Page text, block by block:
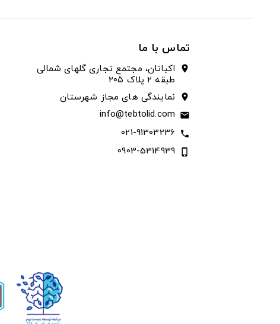
تماس با ما
location_on
اکباتان، مجتمع تجاری گلهای شمالی
طبقه ۲ پلاک ۲۰۵
location_on نمایندگی های مجاز شهرستان
email
info@tebtolid.com
call
021-91303236
phone_iphone
0903-5314939